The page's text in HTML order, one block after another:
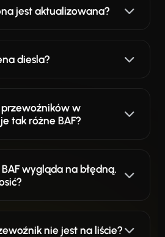
jest aktualizowana?
diesla?
w
tak różne BAF?
wygląda na błędną.
nie jest na liście?